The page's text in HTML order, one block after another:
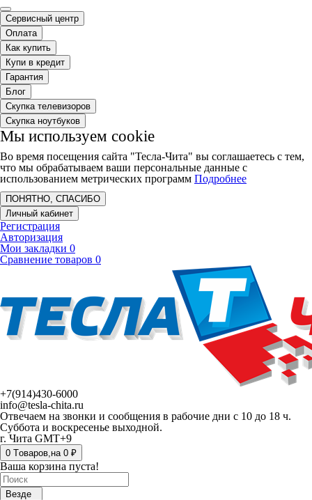
Сервисный центр
Оплата
Как купить
Купи в кредит
Гарантия
Блог
Скупка телевизоров
Скупка ноутбуков
Мы используем cookie
Во время посещения сайта "Тесла-Чита" вы соглашаетесь с тем,
что мы обрабатываем ваши персональные данные с
использованием метрических программ Подробнее
ПОНЯТНО, СПАСИБО
Личный кабинет
Регистрация
Авторизация
Мои закладки 0
Сравнение товаров 0
+7(914)430-6000
info@tesla-chita.ru
Отвечаем на звонки и сообщения в рабочие дни с 10 до 18 ч.
Суббота и воскресенье выходной.
г. Чита GMT+9
0 Tоваров,на 0 ₽
Ваша корзина пуста!
Везде